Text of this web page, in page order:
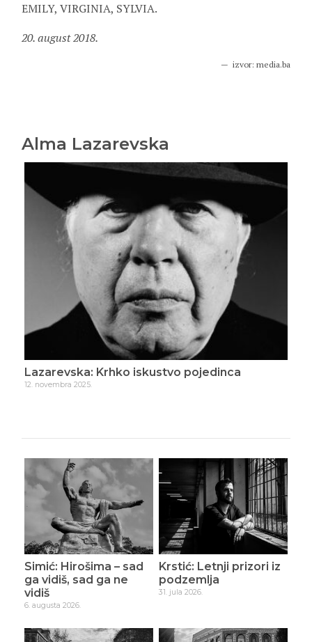
EMILY, VIRGINIA, SYLVIA.
20. august 2018.
izvor: media.ba
Alma Lazarevska
Lazarevska: Krhko iskustvo pojedinca
12. novembra 2025.
Simić: Hirošima – sad
ga vidiš, sad ga ne
vidiš
6. augusta 2026.
Krstić: Letnji prizori iz
podzemlja
31. jula 2026.